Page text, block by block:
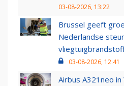
03-08-2026, 13:22
Brussel geeft
Nederlandse
03-08-2026, 12:41
Airbus A321neo